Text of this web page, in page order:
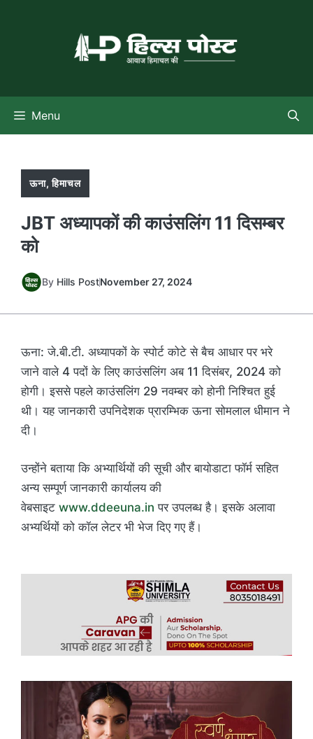
Menu
ऊना,हिमाचल
JBT अध्यापकों की काउंसलिंग 11 दिसम्बर
को
By Hills PostNovember 27, 2024
ऊना: जे.बी.टी. अध्यापकों के स्पोर्ट कोटे से बैच आधार पर भरे
जाने वाले 4 पदों के लिए काउंसलिंग अब 11 दिसंबर, 2024 को
होगी। इससे पहले काउंसलिंग 29 नवम्बर को होनी निश्चित हुई
थी। यह जानकारी उपनिदेशक प्रारम्भिक ऊना सोमलाल धीमान ने
दी।
उन्होंने बताया कि अभ्यार्थियों की सूची और बायोडाटा फॉर्म सहित
अन्य सम्पूर्ण जानकारी कार्यालय की
वेबसाइट www.ddeeuna.in पर उपलब्ध है। इसके अलावा
अभ्यर्थियों को कॉल लेटर भी भेज दिए गए हैं।